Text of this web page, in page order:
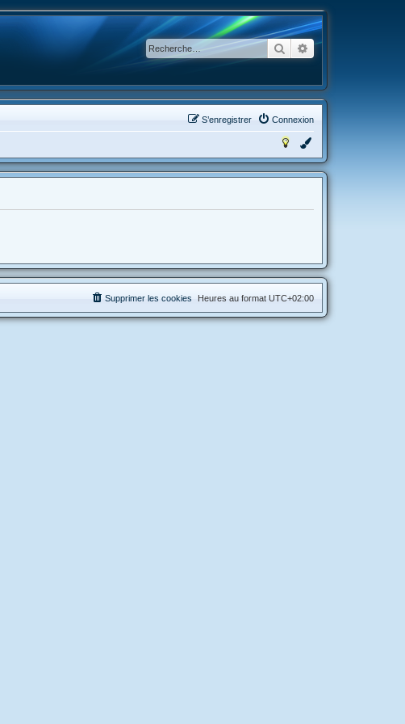
RechercherRecherche avancée
Connexion
S’enregistrer
Heures au format UTC+02:00
Supprimer les cookies